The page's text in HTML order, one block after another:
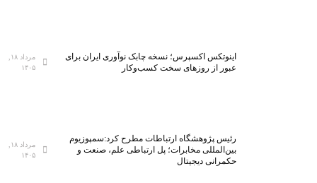
اینوتکس اکسپرس؛ نسخه چابک نوآوری ایران برای
عبور از روزهای سخت کسب‌وکار
مرداد ۱۸,
۱۴۰۵
رئیس پژوهشگاه ارتباطات مطرح کرد:سمپوزیوم
بین‌المللی مخابرات؛ پل ارتباطی علم، صنعت و
حکمرانی دیجیتال
مرداد ۱۸,
۱۴۰۵